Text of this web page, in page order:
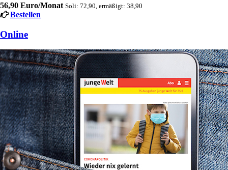
56,90 Euro/Monat Soli: 72,90, ermäßigt: 38,90
Bestellen
Online